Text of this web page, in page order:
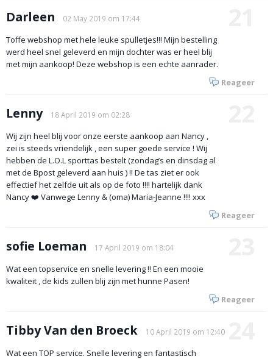
Darleen 02 May 2019 om 17:44
Toffe webshop met hele leuke spulletjes!!! Mijn bestelling
werd heel snel geleverd en mijn dochter was er heel blij
met mijn aankoop! Deze webshop is een echte aanrader.
Reageer
Lenny 18 April 2019 om 02:28
Wij zijn heel blij voor onze eerste aankoop aan Nancy ,
zei is steeds vriendelijk , een super goede service ! Wij
hebben de L.O.L sporttas bestelt (zondag’s en dinsdag al
met de Bpost geleverd aan huis ) !! De tas ziet er ook
effectief het zelfde uit als op de foto !!!! hartelijk dank
Nancy ❤️ Vanwege Lenny & (oma) Maria-Jeanne !!!! xxx
Reageer
sofie Loeman 17 April 2019 om 18:04
Wat een topservice en snelle levering !! En een mooie
kwaliteit , de kids zullen blij zijn met hunne Pasen!
Reageer
Tibby Van den Broeck 10 April 2019 om 12:40
Wat een TOP service. Snelle levering en fantastisch